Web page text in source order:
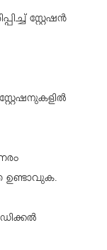
സ്റ്റേഷന്‍
ഉണ്ടാവുക.